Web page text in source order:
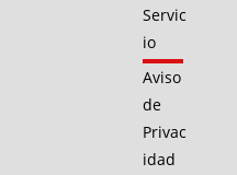
Servic
io
Aviso
de
Privac
idad